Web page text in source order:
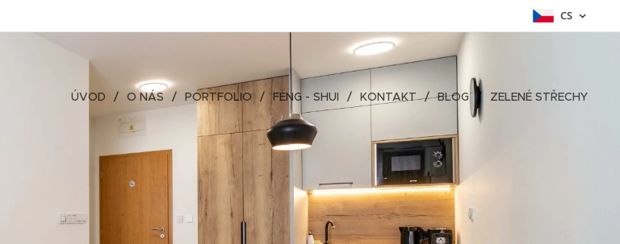
CS
ÚVOD O NÁS PORTFOLIO FENG - SHUI KONTAKT BLOG ZELENÉ STŘECHY